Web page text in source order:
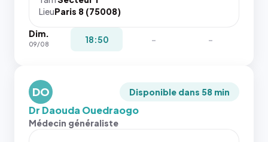
navigateur
pas la
place, et
les trois
dernières
images de
l'annuaire
dans ce
LieuParis 8 (75008)
Dim.
09/08 18:50 - -
DO Disponible dans 58 min
Dr Daouda Ouedraogo
Médecin généraliste
{# 40×40
`.profile-
picture`,
et un
rapport 1:1